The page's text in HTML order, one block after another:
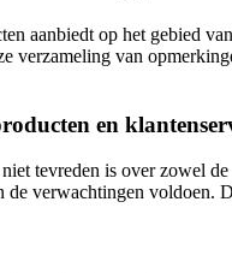
aanbiedt op het gebied
verzameling van
en
tevreden is over zowel
verwachtingen voldoen.